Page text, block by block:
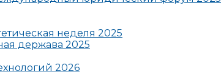
неделя 2025
держава 2025
2026